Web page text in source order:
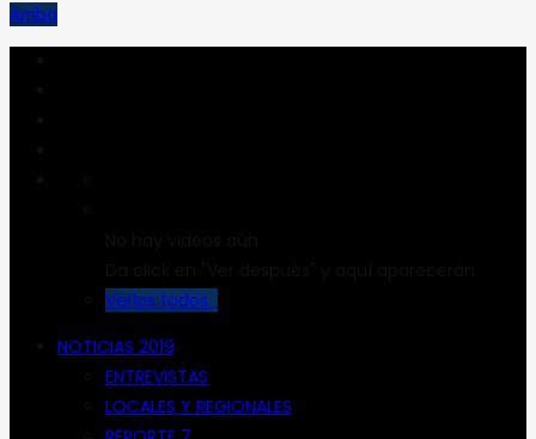
Arriba
Verlos todos
NOTICIAS 2019
ENTREVISTAS
LOCALES Y REGIONALES